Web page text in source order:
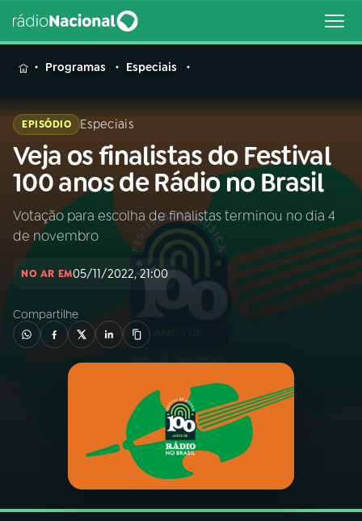
MENU
Buscar
na
Rádio
Nacional
Buscar
AO VIVO
02A RÁDIO
PROGRAMAÇÃO
PROGRAMAS
05PODCASTS
Programas Especiais
EPISÓDIO Especiais
Veja os finalistas do Festival
100 anos de Rádio no Brasil
Votação para escolha de finalistas terminou no dia 4
de novembro
NO AR EM05/11/2022, 21:00
Compartilhe